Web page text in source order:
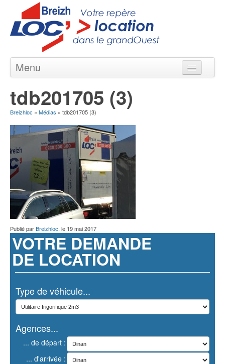
Menu
Nos Agences en Bretagne
Nos Véhicules
Nos Offres
Contact
tdb201705 (3)
Breizhloc » Médias » tdb201705 (3)
Publié parBreizhloc, le 19 mai 2017
VOTRE DEMANDE
DE LOCATION
Type de véhicule...
Agences...
... de départ :
... d'arrivée :